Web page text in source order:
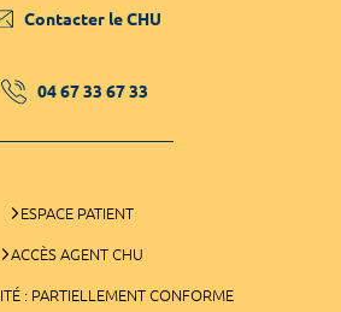
Contacter le CHU
04 67 33 67 33
ESPACE PATIENT
ACCÈS AGENT CHU
: PARTIELLEMENT CONFORME